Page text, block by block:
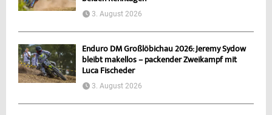
3. August 2026
Enduro DM Großlöbichau 2026: Jeremy Sydow
bleibt makellos – packender Zweikampf mit
Luca Fischeder
3. August 2026